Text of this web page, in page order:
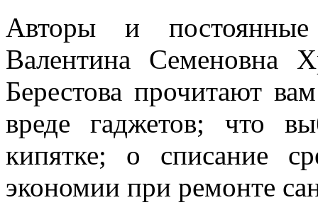
Авторы и постоянные
Валентина Семеновна
Берестова прочитают
вреде гаджетов; что
кипятке; о списание
экономии при ремонте